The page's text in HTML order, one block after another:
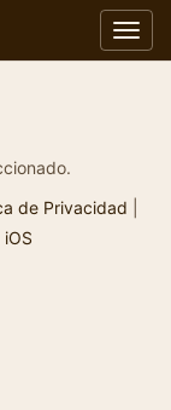
de Privacidad